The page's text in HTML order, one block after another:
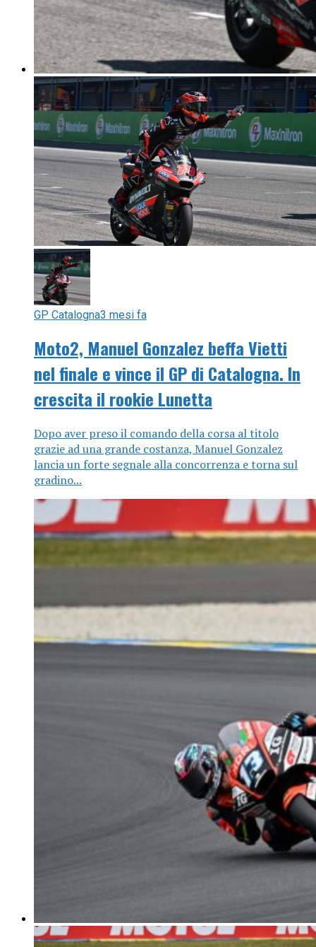
GP Catalogna3 mesi fa
Moto2, Manuel Gonzalez beffa Vietti
nel finale e vince il GP di Catalogna. In
crescita il rookie Lunetta
Dopo aver preso il comando della corsa al titolo
grazie ad una grande costanza, Manuel Gonzalez
lancia un forte segnale alla concorrenza e torna sul
gradino...